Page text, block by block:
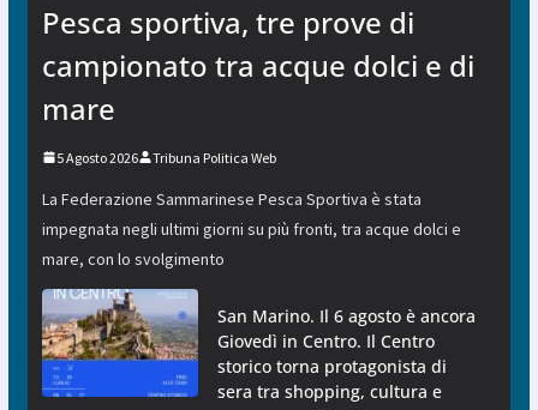
Pesca sportiva, tre prove di
campionato tra acque dolci e di
mare
5 Agosto 2026 Tribuna Politica Web
La Federazione Sammarinese Pesca Sportiva è stata
impegnata negli ultimi giorni su più fronti, tra acque dolci e
mare, con lo svolgimento
San Marino. Il 6 agosto è ancora
Giovedì in Centro. Il Centro
storico torna protagonista di
sera tra shopping, cultura e